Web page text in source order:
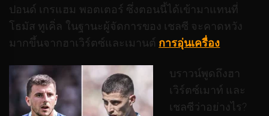
ปอนด์ เกรแฮม พอตเตอร์ ซึ่งตอนนี้ได้เข้ามาแทนที่
โธมัส ทูเคิ่ล ในฐานะผู้จัดการของ เชลซี จะคาดหวัง
มากขึ้นจากฮาเวิร์ตซ์และเมานต์ การอุ่นเครื่อง
บราวน์พูดถึงฮา
เวิร์ตซ์เมาท์ และ
เชลซีว่าอย่างไร?